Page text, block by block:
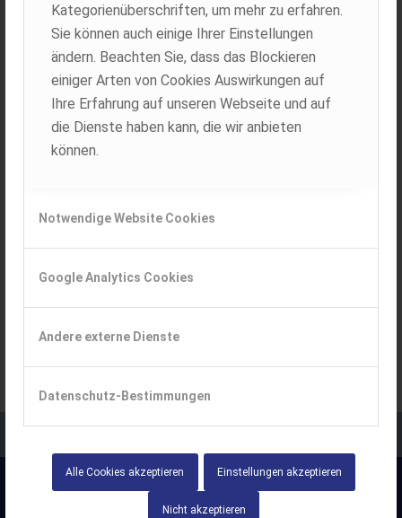
Kategorienüberschriften, um mehr zu erfahren.
Sie können auch einige Ihrer Einstellungen
ändern. Beachten Sie, dass das Blockieren
einiger Arten von Cookies Auswirkungen auf
Ihre Erfahrung auf unseren Webseite und auf
die Dienste haben kann, die wir anbieten
können.
Notwendige Website Cookies
Google Analytics Cookies
Andere externe Dienste
Datenschutz-Bestimmungen
Alle Cookies akzeptieren Einstellungen akzeptieren
Nicht akzeptieren